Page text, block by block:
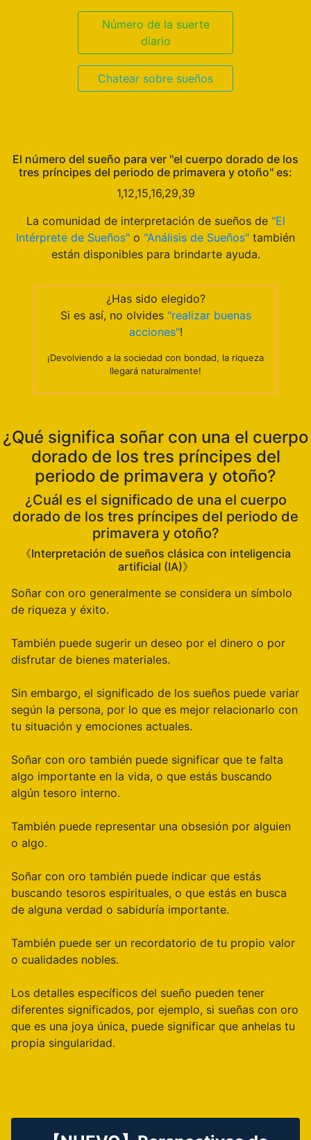
Número de la suerte
diario
Chatear sobre sueños
El número del sueño para ver "el cuerpo dorado de los
tres príncipes del periodo de primavera y otoño" es:
1,12,15,16,29,39
La comunidad de interpretación de sueños de "El
Intérprete de Sueños" o "Análisis de Sueños" también
están disponibles para brindarte ayuda.
¿Has sido elegido?
Si es así, no olvides "realizar buenas
acciones"!
¡Devolviendo a la sociedad con bondad, la riqueza
llegará naturalmente!
¿Qué significa soñar con una el cuerpo
dorado de los tres príncipes del
periodo de primavera y otoño?
¿Cuál es el significado de una el cuerpo
dorado de los tres príncipes del periodo de
primavera y otoño?
《Interpretación de sueños clásica con inteligencia
artificial (IA)》
Soñar con oro generalmente se considera un símbolo
de riqueza y éxito.
También puede sugerir un deseo por el dinero o por
disfrutar de bienes materiales.
Sin embargo, el significado de los sueños puede variar
según la persona, por lo que es mejor relacionarlo con
tu situación y emociones actuales.
Soñar con oro también puede significar que te falta
algo importante en la vida, o que estás buscando
algún tesoro interno.
También puede representar una obsesión por alguien
o algo.
Soñar con oro también puede indicar que estás
buscando tesoros espirituales, o que estás en busca
de alguna verdad o sabiduría importante.
También puede ser un recordatorio de tu propio valor
o cualidades nobles.
Los detalles específicos del sueño pueden tener
diferentes significados, por ejemplo, si sueñas con oro
que es una joya única, puede significar que anhelas tu
propia singularidad.